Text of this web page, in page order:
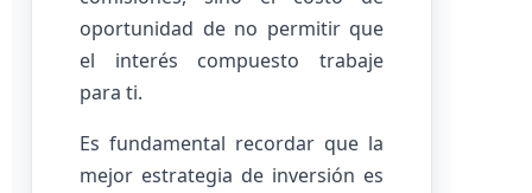
oportunidad de no permitir que
el interés compuesto trabaje
para ti.
Es fundamental recordar que la
mejor estrategia de inversión es